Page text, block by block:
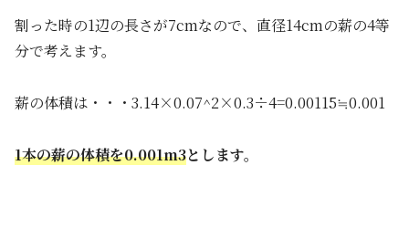
割った時の1辺の長さが7cmなので、直径14cmの薪の4等
分で考えます。
薪の体積は・・・3.14×0.07^2×0.3÷4=0.00115≒0.001
1本の薪の体積を0.001m3とします。